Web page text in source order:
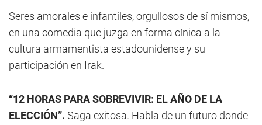
Seres amorales e infantiles, orgullosos de sí mismos,
en una comedia que juzga en forma cínica a la
cultura armamentista estadounidense y su
participación en Irak.
“12 HORAS PARA SOBREVIVIR: EL AÑO DE LA
ELECCIÓN”. Saga exitosa. Habla de un futuro donde